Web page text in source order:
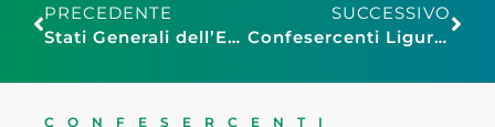
PRECEDENTE
Stati Generali dell’Economia: è il giorno di Confesercenti
SUCCESSIVO
Confesercenti Liguria: Ambulanti, le richieste di Anva al Comune per la ripartenza
CONFESERCENTI